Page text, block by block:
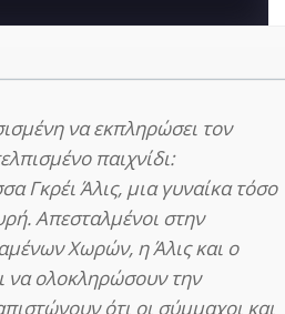
να εκπληρώσει τον
παιχνίδι:
Γκρέι Άλις, μια γυναίκα τόσο
Απεσταλμένοι στην
Χωρών, η Άλις και ο
να ολοκληρώσουν την
ότι οι σύμμαχοι και